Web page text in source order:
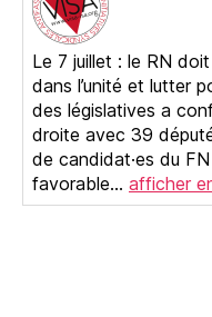
Le 7 juillet : le RN
dans l’unité et lutter
des législatives a
droite avec 39
de candidat·es du
favorable… afficher